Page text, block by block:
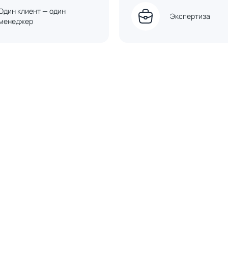
клиент — один
Экспертиза